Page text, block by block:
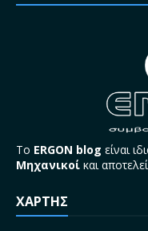
Το ERGON blog είναι
Μηχανικοί και
ΧΑΡΤΗΣ